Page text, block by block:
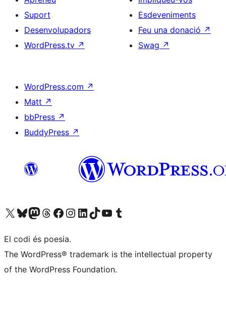
Suport
Desenvolupadors
WordPress.tv ↗
Esdeveniments
Feu una donació ↗
Swag ↗
WordPress.com ↗
Matt ↗
bbPress ↗
BuddyPress ↗
Visiteu el nostre compte X (abans Twitter)
Visiteu el nostre compte de Bluesky
Visiteu el nostre compte al Mastodon
Visiteu el nostre compte de Threads
Visiteu la nostra pàgina al Facebook
Visiteu el nostre compte d'Instagram
Visiteu el nostre compte de LinkedIn
Visiteu el nostre compte de TikTok
Visiteu el nostre canal al YouTube
Visiteu el nostre compte de Tumblr
El codi és poesia.
The WordPress® trademark is the intellectual property
of the WordPress Foundation.